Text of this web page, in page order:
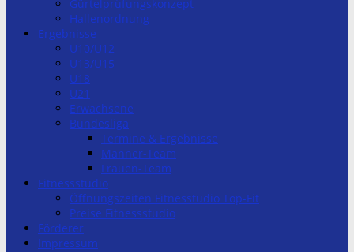
Gürtelprüfungskonzept
Hallenordnung
Ergebnisse
U10/U12
U13/U15
U18
U21
Erwachsene
Bundesliga
Termine & Ergebnisse
Männer-Team
Frauen-Team
Fitnessstudio
Öffnungszeiten Fitnesstudio Top-Fit
Preise Fitnessstudio
Förderer
Impressum